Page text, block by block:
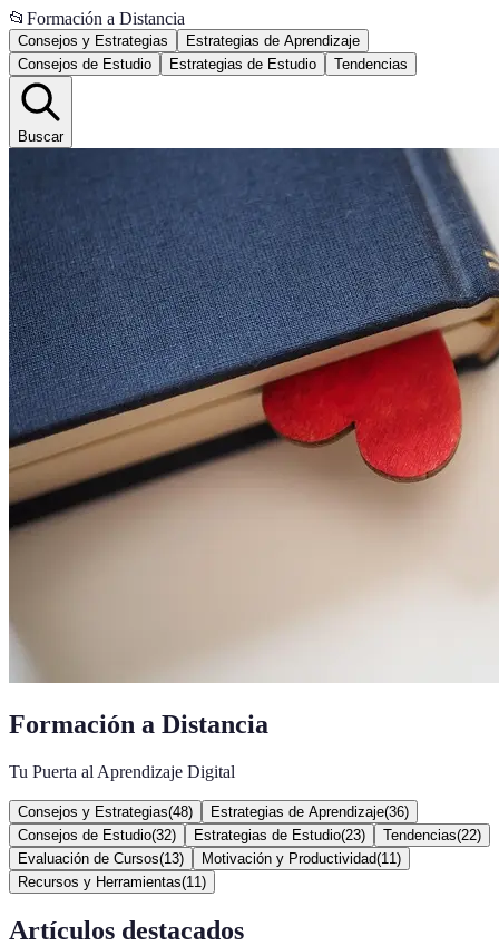
📂 Formación a Distancia
Consejos y Estrategias
Estrategias de Aprendizaje
Consejos de Estudio
Estrategias de Estudio Tendencias
Buscar
Formación a Distancia
Tu Puerta al Aprendizaje Digital
Consejos y Estrategias(48) Estrategias de Aprendizaje(36)
Consejos de Estudio(32) Estrategias de Estudio(23) Tendencias(22)
Evaluación de Cursos(13) Motivación y Productividad(11 )
Recursos y Herramientas(11 )
Artículos destacados